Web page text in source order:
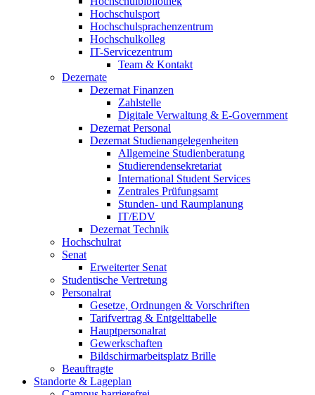
Hochschulsport
Hochschulsprachenzentrum
Hochschulkolleg
IT-Servicezentrum
Team & Kontakt
Dezernate
Dezernat Finanzen
Zahlstelle
Digitale Verwaltung & E-Government
Dezernat Personal
Dezernat Studienangelegenheiten
Allgemeine Studienberatung
Studierendensekretariat
International Student Services
Zentrales Prüfungsamt
Stunden- und Raumplanung
IT/EDV
Dezernat Technik
Hochschulrat
Senat
Erweiterter Senat
Studentische Vertretung
Personalrat
Gesetze, Ordnungen & Vorschriften
Tarifvertrag & Entgelttabelle
Hauptpersonalrat
Gewerkschaften
Bildschirmarbeitsplatz Brille
Beauftragte
Standorte & Lageplan